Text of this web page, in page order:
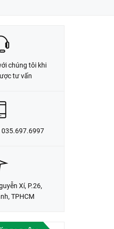
chúng tôi khi
tư vấn
Xí, P.26,
TPHCM